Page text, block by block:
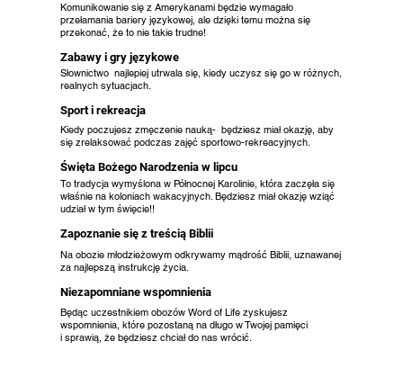
Komunikowanie się z Amerykanami będzie wymagało
przełamania bariery językowej, ale dzięki temu można się
przekonać, że to nie takie trudne!
Zabawy i gry językowe
Słownictwo najlepiej utrwala się, kiedy uczysz się go w różnych,
realnych sytuacjach.
Sport i rekreacja
Kiedy poczujesz zmęczenie nauką- będziesz miał okazję, aby
się zrelaksować podczas zajęć sportowo-rekreacyjnych.
Święta Bożego Narodzenia w lipcu
To tradycja wymyślona w Północnej Karolinie, która zaczęła się
właśnie na koloniach wakacyjnych. Będziesz miał okazję wziąć
udział w tym święcie!!
Zapoznanie się z treścią Biblii
Na obozie młodzieżowym odkrywamy mądrość Biblii, uznawanej
za najlepszą instrukcję życia.
Niezapomniane wspomnienia
Będąc uczestnikiem obozów Word of Life zyskujesz
wspomnienia, które pozostaną na długo w Twojej pamięci
i sprawią, że będziesz chciał do nas wrócić.